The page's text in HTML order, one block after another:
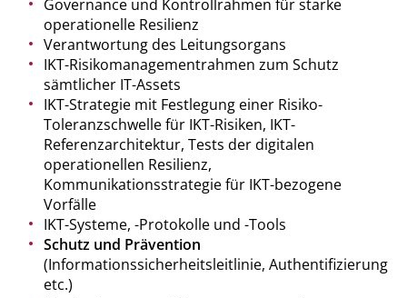
Governance und Kontrollrahmen für starke
operationelle Resilienz
Verantwortung des Leitungsorgans
IKT-Risikomanagementrahmen zum Schutz
sämtlicher IT-Assets
IKT-Strategie mit Festlegung einer Risiko-
Toleranzschwelle für IKT-Risiken, IKT-
Referenzarchitektur, Tests der digitalen
operationellen Resilienz,
Kommunikationsstrategie für IKT-bezogene
Vorfälle
IKT-Systeme, -Protokolle und -Tools
Schutz und Prävention
(Informationssicherheitsleitlinie, Authentifizierung
etc.)